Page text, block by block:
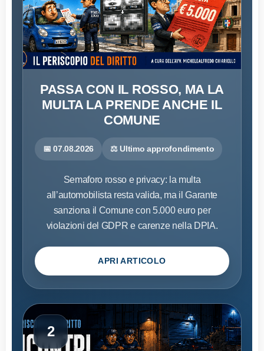
PASSA CON IL ROSSO, MA LA
MULTA LA PRENDE ANCHE IL
COMUNE
📅 07.08.2026 ⚖️ Ultimo approfondimento
Semaforo rosso e privacy: la multa
all’automobilista resta valida, ma il Garante
sanziona il Comune con 5.000 euro per
violazioni del GDPR e carenze nella DPIA.
APRI ARTICOLO
2